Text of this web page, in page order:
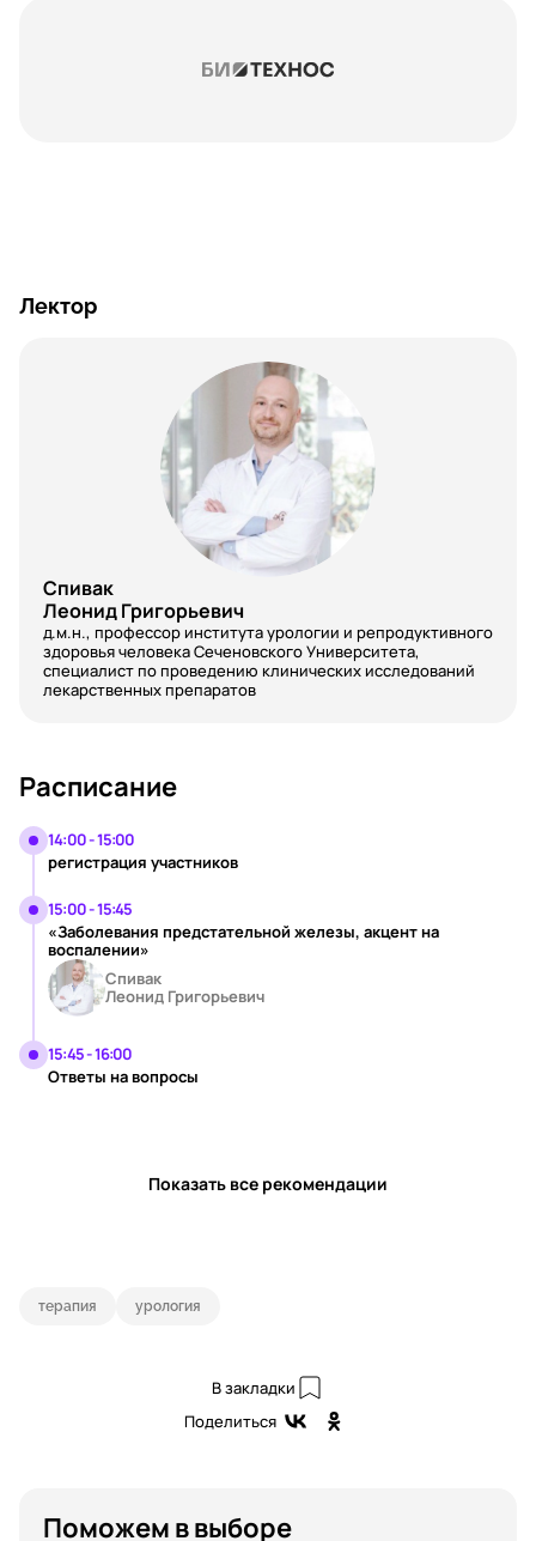
Лектор
Спивак
Леонид Григорьевич
д.м.н., профессор института урологии и репродуктивного
здоровья человека Сеченовского Университета,
специалист по проведению клинических исследований
лекарственных препаратов
Расписание
14:00 - 15:00
регистрация участников
15:00 - 15:45
«Заболевания предстательной железы, акцент на
воспалении»
Спивак
Леонид Григорьевич
15:45 - 16:00
Ответы на вопросы
Показать все рекомендации
терапия урология
В закладки
Поделиться
Поможем в выборе